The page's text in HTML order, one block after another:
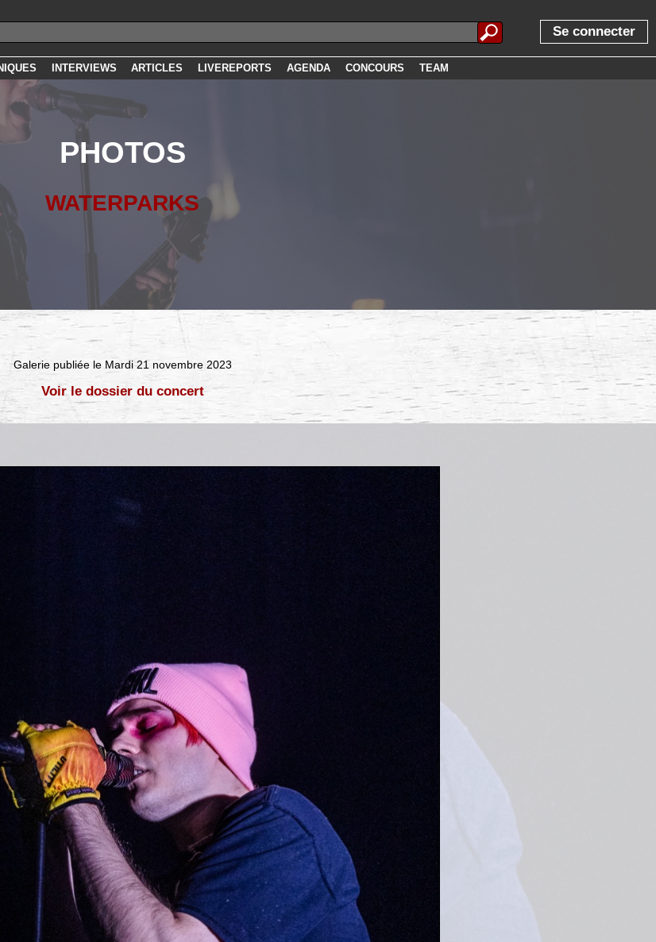
Se connecter
INTERVIEWS ARTICLES LIVEREPORTS AGENDA CONCOURS TEAM
PHOTOS
WATERPARKS
Galerie publiée le Mardi 21 novembre 2023
Voir le dossier du concert